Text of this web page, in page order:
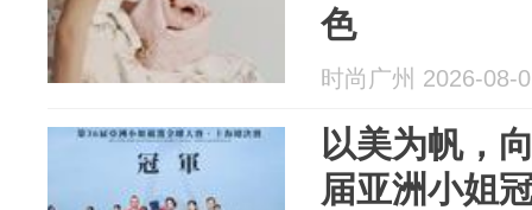
色
时尚广州 2026-08-
以美为帆，
届亚洲小姐